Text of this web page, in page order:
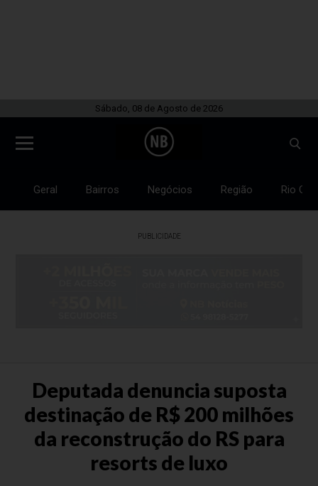
Sábado, 08 de Agosto de 2026
Geral Bairros Negócios Região Rio
PUBLICIDADE
Deputada denuncia suposta
destinação de R$ 200 milhões
da reconstrução do RS para
resorts de luxo